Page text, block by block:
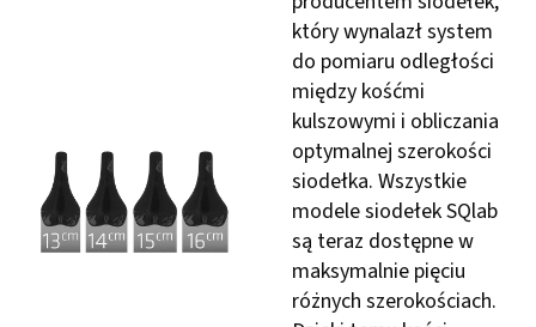
który wynalazł system
do pomiaru odległości
między kośćmi
kulszowymi i obliczania
optymalnej szerokości
siodełka. Wszystkie
modele siodełek SQlab
są teraz dostępne w
maksymalnie pięciu
różnych szerokościach.